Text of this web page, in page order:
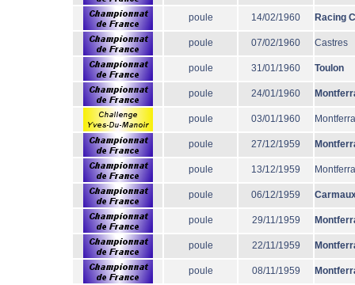
poule 14/02/1960 Racing
poule 07/02/1960 Castres
poule 31/01/1960 Toulon
poule 24/01/1960
poule 03/01/1960
poule 27/12/1959
poule 13/12/1959
poule 06/12/1959
poule 29/11/1959
poule 22/11/1959
poule 08/11/1959